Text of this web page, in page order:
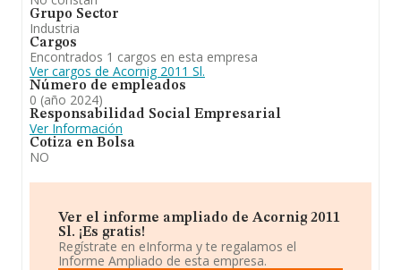
Grupo Sector
Industria
Cargos
Encontrados 1 cargos en esta empresa
Ver cargos de Acornig 2011 Sl.
Número de empleados
0 (año 2024)
Responsabilidad Social Empresarial
Ver Información
Cotiza en Bolsa
NO
Ver el informe ampliado de Acornig 2011
Sl. ¡Es gratis!
Regístrate en eInforma y te regalamos el
Informe Ampliado de esta empresa.